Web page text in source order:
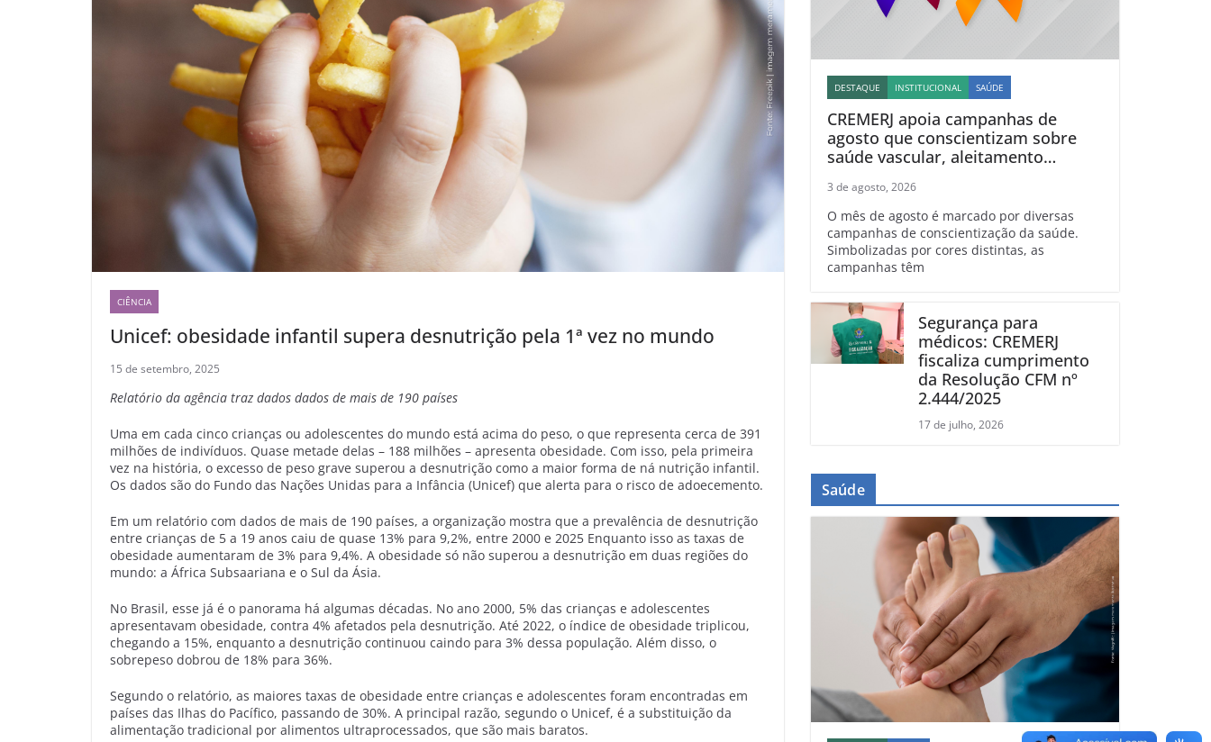
CIÊNCIA
Unicef: obesidade infantil supera desnutrição pela 1ª vez no mundo
15 de setembro, 2025
Relatório da agência traz dados dados de mais de 190 países
Uma em cada cinco crianças ou adolescentes do mundo está acima do peso, o que representa cerca de 391
milhões de indivíduos. Quase metade delas – 188 milhões – apresenta obesidade. Com isso, pela primeira
vez na história, o excesso de peso grave superou a desnutrição como a maior forma de ná nutrição infantil.
Os dados são do Fundo das Nações Unidas para a Infância (Unicef) que alerta para o risco de adoecemento.
Em um relatório com dados de mais de 190 países, a organização mostra que a prevalência de desnutrição
entre crianças de 5 a 19 anos caiu de quase 13% para 9,2%, entre 2000 e 2025 Enquanto isso as taxas de
obesidade aumentaram de 3% para 9,4%. A obesidade só não superou a desnutrição em duas regiões do
mundo: a África Subsaariana e o Sul da Ásia.
No Brasil, esse já é o panorama há algumas décadas. No ano 2000, 5% das crianças e adolescentes
apresentavam obesidade, contra 4% afetados pela desnutrição. Até 2022, o índice de obesidade triplicou,
chegando a 15%, enquanto a desnutrição continuou caindo para 3% dessa população. Além disso, o
sobrepeso dobrou de 18% para 36%.
Segundo o relatório, as maiores taxas de obesidade entre crianças e adolescentes foram encontradas em
países das Ilhas do Pacífico, passando de 30%. A principal razão, segundo o Unicef, é a substituição da
alimentação tradicional por alimentos ultraprocessados, que são mais baratos.
DESTAQUE INSTITUCIONAL SAÚDE
CREMERJ apoia campanhas de
agosto que conscientizam sobre
saúde vascular, aleitamento
linfoma
3 de agosto, 2026
O mês de agosto é marcado por diversas
campanhas de conscientização da saúde.
Simbolizadas por cores distintas, as
campanhas têm
Segurança para
médicos: CREMERJ
fiscaliza cumprimento
da Resolução CFM nº
2.444/2025
17 de julho, 2026
Saúde